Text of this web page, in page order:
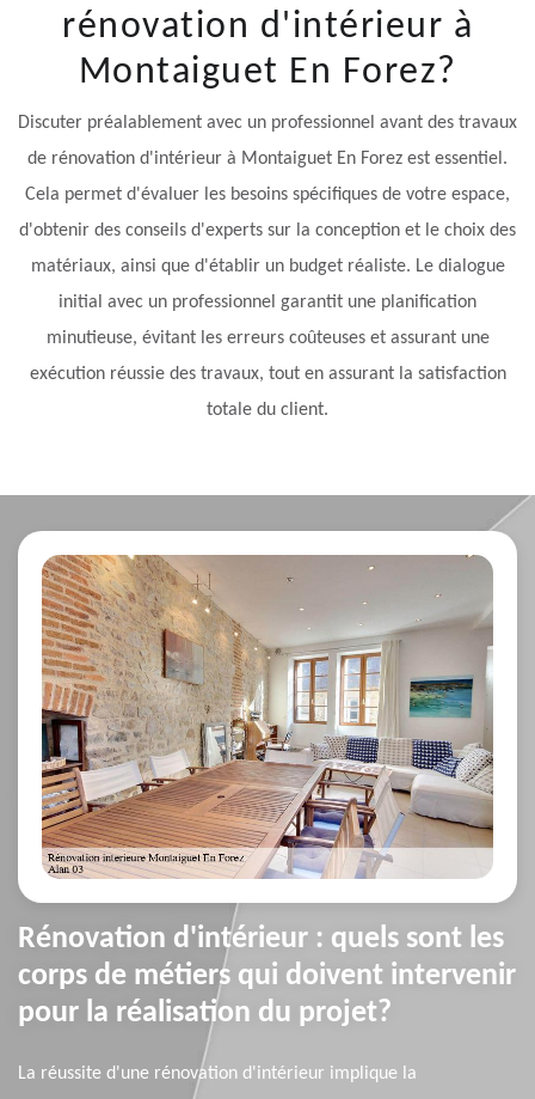
rénovation d'intérieur à
Montaiguet En Forez?
Discuter préalablement avec un professionnel avant des travaux
de rénovation d'intérieur à Montaiguet En Forez est essentiel.
Cela permet d'évaluer les besoins spécifiques de votre espace,
d'obtenir des conseils d'experts sur la conception et le choix des
matériaux, ainsi que d'établir un budget réaliste. Le dialogue
initial avec un professionnel garantit une planification
minutieuse, évitant les erreurs coûteuses et assurant une
exécution réussie des travaux, tout en assurant la satisfaction
totale du client.
Rénovation d'intérieur : quels sont les
corps de métiers qui doivent intervenir
pour la réalisation du projet?
La réussite d'une rénovation d'intérieur implique la